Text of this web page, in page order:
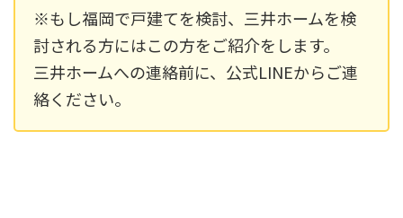
※もし福岡で戸建てを検討、三井ホームを検
討される方にはこの方をご紹介をします。
三井ホームへの連絡前に、公式LINEからご連
絡ください。